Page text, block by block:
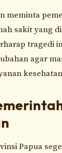
meminta
sakit yang
tragedi
agar
Papua